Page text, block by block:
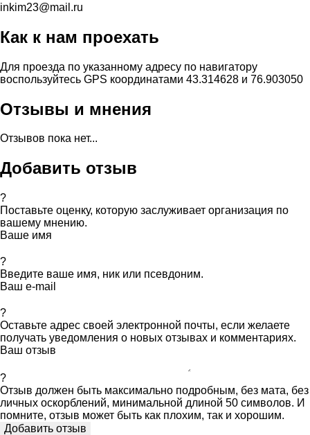
inkim23@mail.ru
Как к нам проехать
Для проезда по указанному адресу по навигатору
воспользуйтесь GPS координатами 43.314628 и 76.903050
Отзывы и мнения
Отзывов пока нет...
Добавить отзыв
?
Поставьте оценку, которую заслуживает организация по
вашему мнению.
Ваше имя
?
Введите ваше имя, ник или псевдоним.
Ваш e-mail
?
Оставьте адрес своей электронной почты, если желаете
получать уведомления о новых отзывах и комментариях.
Ваш отзыв
?
Отзыв должен быть максимально подробным, без мата, без
личных оскорблений, минимальной длиной 50 символов. И
помните, отзыв может быть как плохим, так и хорошим.